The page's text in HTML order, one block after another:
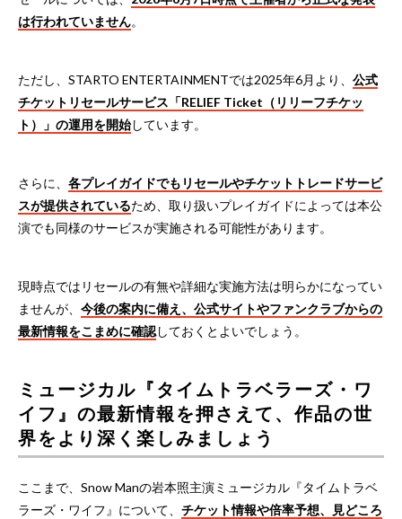
は行われていません。
ただし、STARTO ENTERTAINMENTでは2025年6月より、 公式
チケットリセールサービス「RELIEF Ticket（リリーフチケッ
ト）」の運用を開始しています。
さらに、 各プレイガイドでもリセールやチケットトレードサービ
スが提供されているため、取り扱いプレイガイドによっては本公
演でも同様のサービスが実施される可能性があります。
現時点ではリセールの有無や詳細な実施方法は明らかになってい
ませんが、 今後の案内に備え、 公式サイトやファンクラブからの
最新情報をこまめに確認しておくとよいでしょう。
ミュージカル『タイムトラベラーズ・ワ
イフ』の最新情報を押さえて、作品の世
界をより深く楽しみましょう
ここまで、Snow Manの岩本照主演ミュージカル『タイムトラベ
ラーズ・ワイフ』について、 チケット情報や倍率予想、見どころ